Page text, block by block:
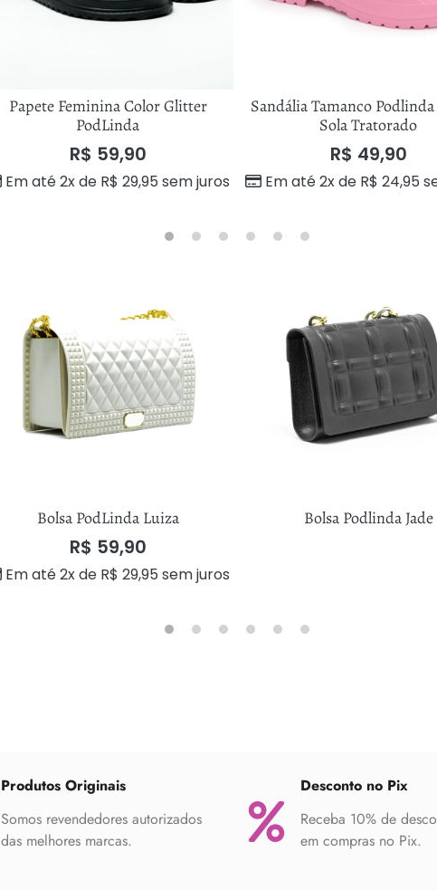
Papete Feminina Color Glitter
PodLinda
R$ 59,90
Em até 2x de R$ 29,95 sem juros
Sandália Tamanco
Sola Tratorado
R$ 49,90
Em até 2x de R$ 24,95
Bolsa PodLinda Luiza
R$ 59,90
Em até 2x de R$ 29,95 sem juros
Bolsa Podlinda Jade
Produtos Originais
Somos revendedores autorizados
das melhores marcas.
Desconto no Pix
Receba 10% de
em compras no Pix.